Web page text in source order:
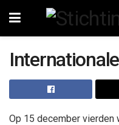
Op 15 december vierden